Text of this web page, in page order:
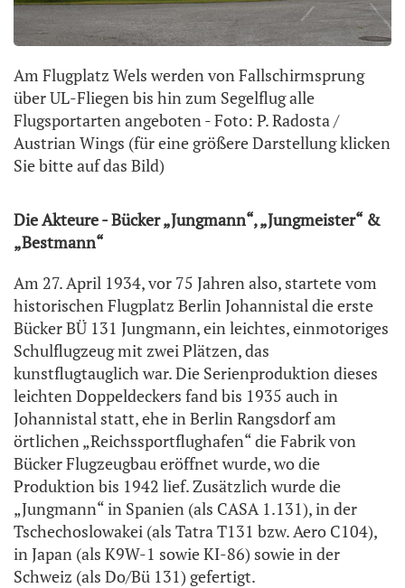
Am Flugplatz Wels werden von Fallschirmsprung
über UL-Fliegen bis hin zum Segelflug alle
Flugsportarten angeboten - Foto: P. Radosta /
Austrian Wings (für eine größere Darstellung klicken
Sie bitte auf das Bild)
Die Akteure - Bücker „Jungmann“, „Jungmeister“ &
„Bestmann“
Am 27. April 1934, vor 75 Jahren also, startete vom
historischen Flugplatz Berlin Johannistal die erste
Bücker BÜ 131 Jungmann, ein leichtes, einmotoriges
Schulflugzeug mit zwei Plätzen, das
kunstflugtauglich war. Die Serienproduktion dieses
leichten Doppeldeckers fand bis 1935 auch in
Johannistal statt, ehe in Berlin Rangsdorf am
örtlichen „Reichssportflughafen“ die Fabrik von
Bücker Flugzeugbau eröffnet wurde, wo die
Produktion bis 1942 lief. Zusätzlich wurde die
„Jungmann“ in Spanien (als CASA 1.131), in der
Tschechoslowakei (als Tatra T131 bzw. Aero C104),
in Japan (als K9W-1 sowie KI-86) sowie in der
Schweiz (als Do/Bü 131) gefertigt.